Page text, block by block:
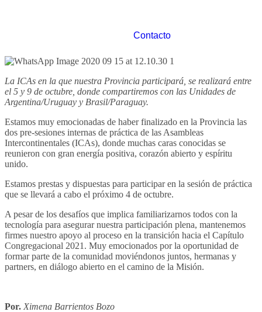
Contacto
La ICAs en la que nuestra Provincia participará, se realizará entre
el 5 y 9 de octubre, donde compartiremos con las Unidades de
Argentina/Uruguay y Brasil/Paraguay.
Estamos muy emocionadas de haber finalizado en la Provincia las
dos pre-sesiones internas de práctica de las Asambleas
Intercontinentales (ICAs), donde muchas caras conocidas se
reunieron con gran energía positiva, corazón abierto y espíritu
unido.
Estamos prestas y dispuestas para participar en la sesión de práctica
que se llevará a cabo el próximo 4 de octubre.
A pesar de los desafíos que implica familiarizarnos todos con la
tecnología para asegurar nuestra participación plena, mantenemos
firmes nuestro apoyo al proceso en la transición hacia el Capítulo
Congregacional 2021. Muy emocionados por la oportunidad de
formar parte de la comunidad moviéndonos juntos, hermanas y
partners, en diálogo abierto en el camino de la Misión.
Por. Ximena Barrientos Bozo